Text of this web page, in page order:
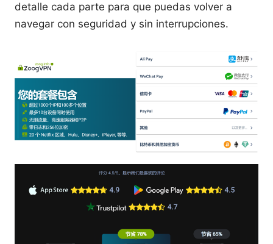
detalle cada parte para que puedas volver a
navegar con seguridad y sin interrupciones.